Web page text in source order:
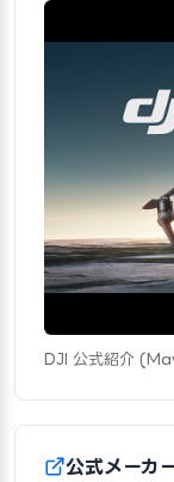
DJI 公式紹介
公式メーカ